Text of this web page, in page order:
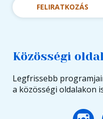
FELIRATKOZÁS
Közösségi
Legfrissebb
a közösségi oldalakon